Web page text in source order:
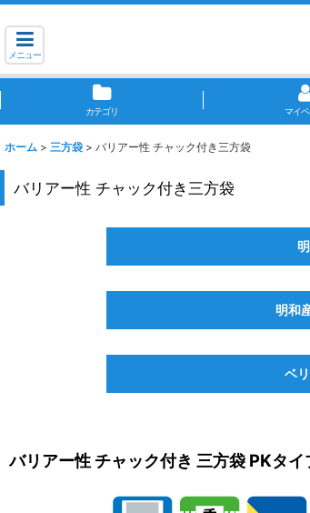
メニュー
カテゴリ マイ
ホーム > 三方袋 > バリアー性 チャック付き三方袋
バリアー性 チャック付き三方袋
明和
ベ
バリアー性 チャック付き 三方袋 PKタイ